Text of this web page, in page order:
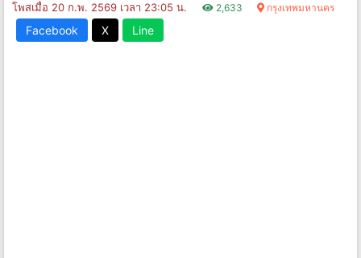
โพสเมื่อ 20 ก.พ. 2569 เวลา 23:05 น. 2,633 กรุงเทพมหานคร
Facebook X Line